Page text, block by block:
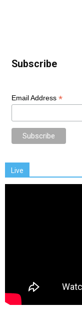
Subscribe
Email Address *
Live